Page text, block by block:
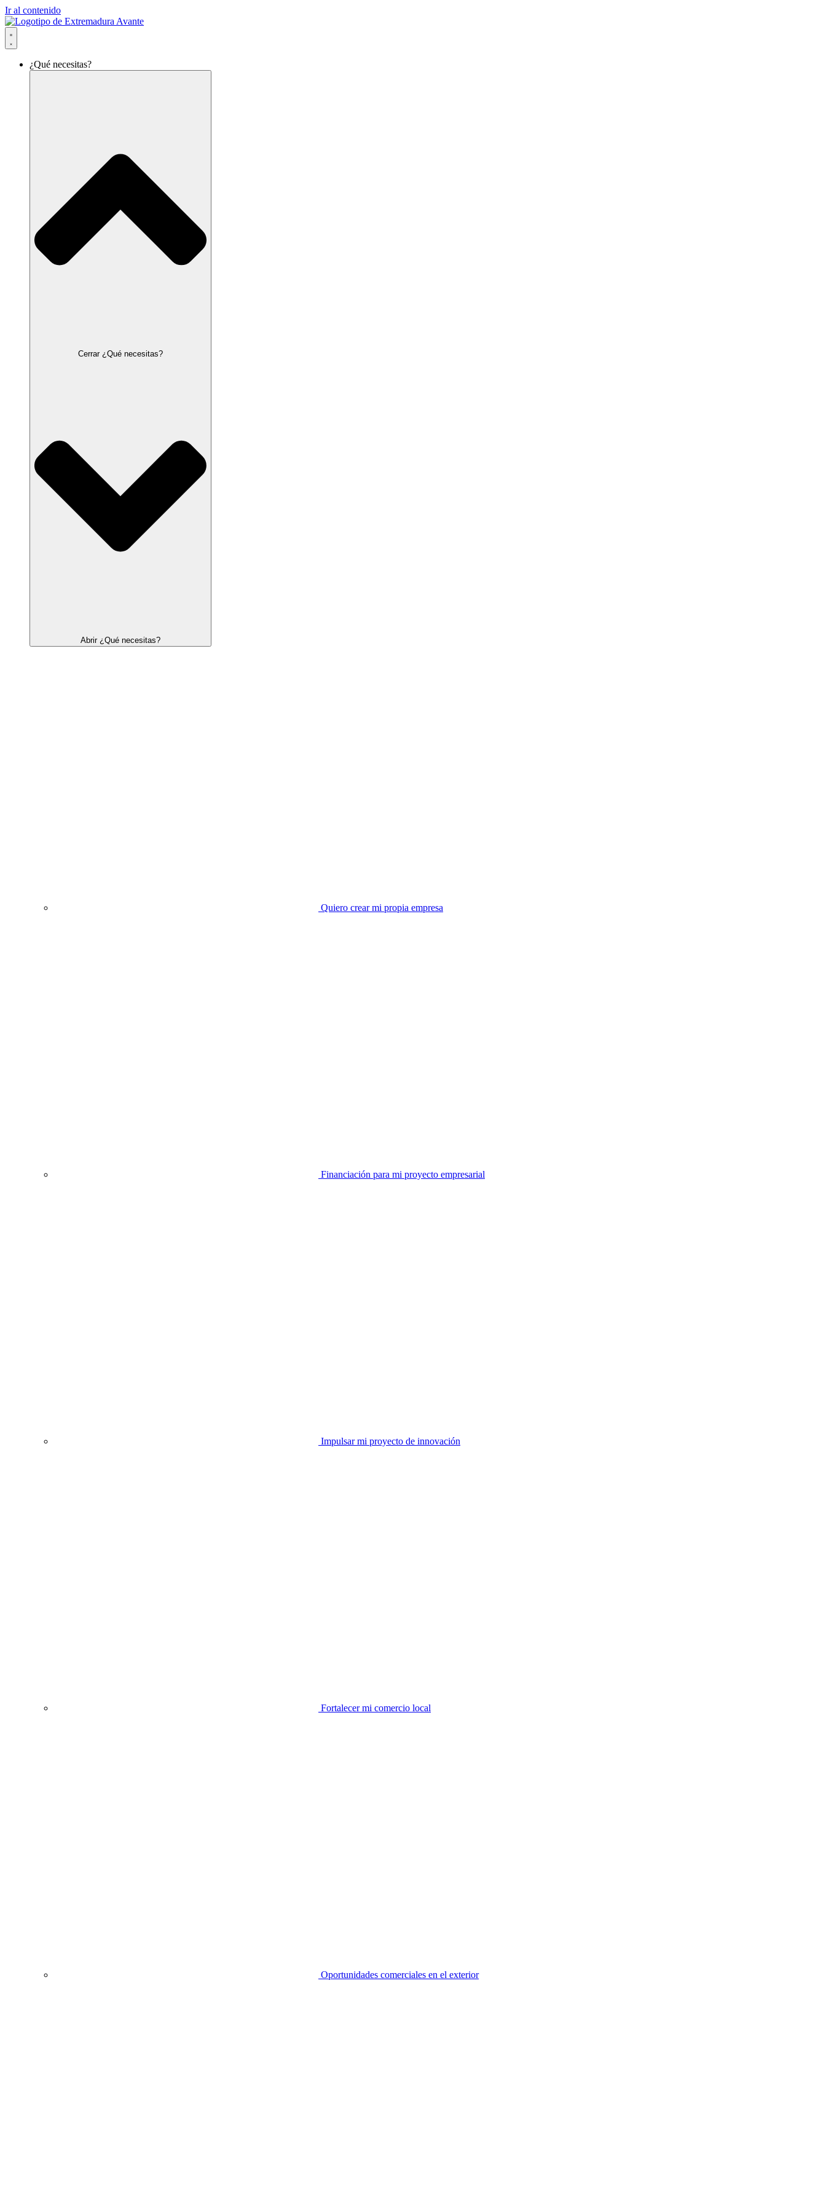
Ir al contenido
¿Qué necesitas?
Cerrar ¿Qué necesitas?
Abrir ¿Qué necesitas?
Quiero crear mi propia empresa
Financiación para mi proyecto empresarial
Impulsar mi proyecto de innovación
Fortalecer mi comercio local
Oportunidades comerciales en el exterior